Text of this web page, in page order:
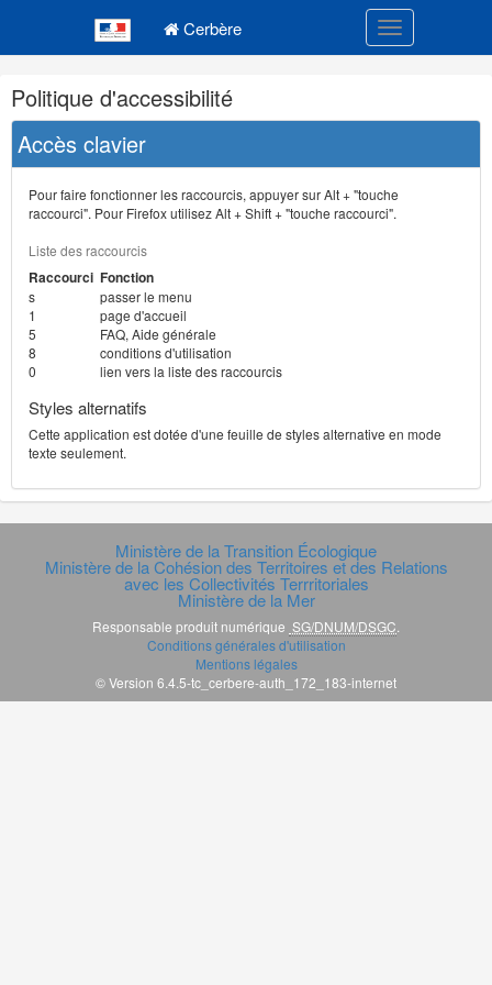
Cerbère Toggle
Navigation
et
outils
annexes
Politique d'accessibilité
Accès clavier
Pour faire fonctionner les raccourcis, appuyer sur Alt + "touche
raccourci". Pour Firefox utilisez Alt + Shift + "touche raccourci".
Liste des raccourcis
Raccourci Fonction
s
passer le menu
1
page d'accueil
5
FAQ, Aide générale
8
conditions d'utilisation
0
lien vers la liste des raccourcis
Styles alternatifs
Cette application est dotée d'une feuille de styles alternative en mode
texte seulement.
Ministère de la Transition Écologique
Ministère de la Cohésion des Territoires et des Relations
avec les Collectivités Terrritoriales
Ministère de la Mer
Responsable produit numérique SG/DNUM/DSGC
Conditions générales d'utilisation
Mentions légales
© Version 6.4.5-tc_cerbere-auth_172_183-internet